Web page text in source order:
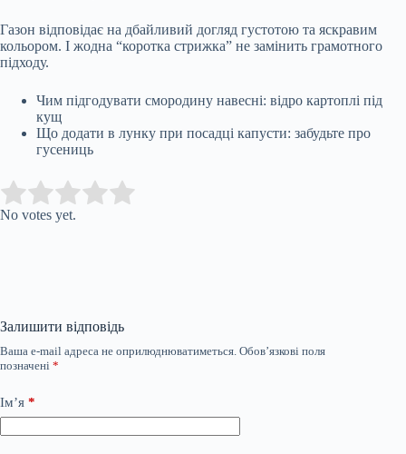
Газон відповідає на дбайливий догляд густотою та яскравим
кольором. І жодна “коротка стрижка” не замінить грамотного
підходу.
Чим підгодувати смородину навесні: відро картоплі під
кущ
Що додати в лунку при посадці капусти: забудьте про
гусениць
Rate this item:
No votes yet.
Залишити відповідь
Ваша e-mail адреса не оприлюднюватиметься. Обов’язкові поля
позначені *
Ім’я *